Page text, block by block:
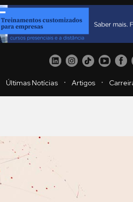
Últimas Notícias ・ Artigos ・